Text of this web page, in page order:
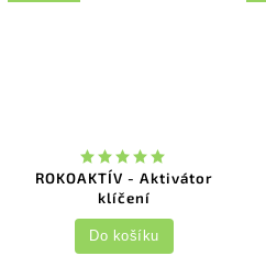
ROKOAKTÍV - Aktivátor
klíčení
Do košíku